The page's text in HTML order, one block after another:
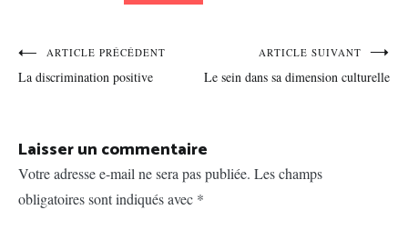
Navigation
de
ARTICLE PRÉCÉDENT
La discrimination positive
ARTICLE SUIVANT
Le sein dans sa dimension culturelle
Laisser un commentaire
Votre adresse e-mail ne sera pas publiée. Les champs
obligatoires sont indiqués avec *